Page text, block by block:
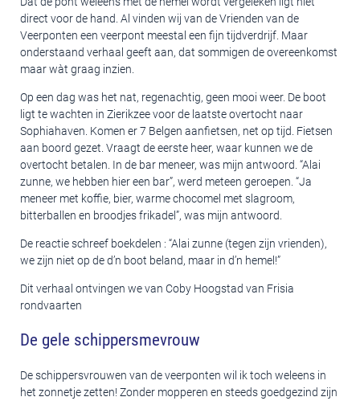
direct voor de hand. Al vinden wij van de Vrienden van de
Veerponten een veerpont meestal een fijn tijdverdrijf. Maar
onderstaand verhaal geeft aan, dat sommigen de overeenkomst
maar wàt graag inzien.
Op een dag was het nat, regenachtig, geen mooi weer. De boot
ligt te wachten in Zierikzee voor de laatste overtocht naar
Sophiahaven. Komen er 7 Belgen aanfietsen, net op tijd. Fietsen
aan boord gezet. Vraagt de eerste heer, waar kunnen we de
overtocht betalen. In de bar meneer, was mijn antwoord. “Alai
zunne, we hebben hier een bar”, werd meteen geroepen. “Ja
meneer met koffie, bier, warme chocomel met slagroom,
bitterballen en broodjes frikadel”, was mijn antwoord.
De reactie schreef boekdelen : “Alai zunne (tegen zijn vrienden),
we zijn niet op de d’n boot beland, maar in d’n hemel!”
Dit verhaal ontvingen we van Coby Hoogstad van Frisia
rondvaarten
De gele schippersmevrouw
De schippersvrouwen van de veerponten wil ik toch weleens in
het zonnetje zetten! Zonder mopperen en steeds goedgezind zijn